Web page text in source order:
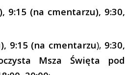
9:15 (na cmentarzu), 9:30,
9:15 (na cmentarzu), 9:30,
Msza Święta pod